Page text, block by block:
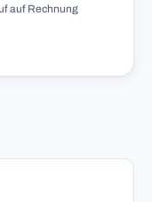
auf Rechnung